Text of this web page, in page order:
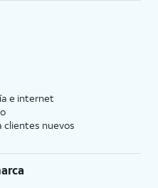
e internet
nuevos